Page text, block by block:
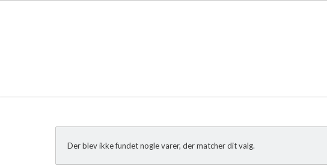
Der blev ikke fundet nogle varer, der matcher dit valg.